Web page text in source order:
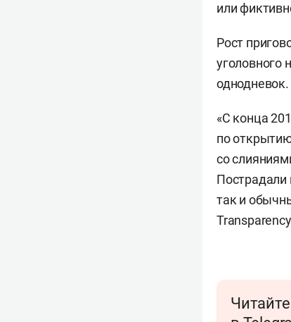
или
Рост
уголовного
однодневок.
«С конца
по
со
Пострадали
так и